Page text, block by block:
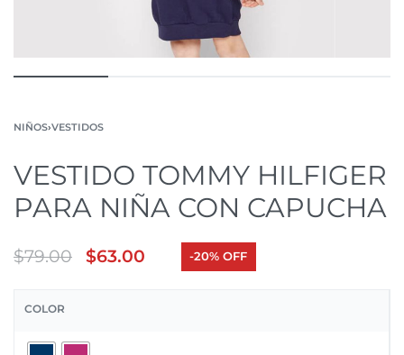
NIÑOS›VESTIDOS
VESTIDO TOMMY HILFIGER
PARA NIÑA CON CAPUCHA
$79.00 $63.00 -20% OFF
COLOR